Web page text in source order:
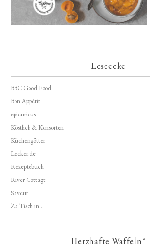
Leseecke
BBC Good Food
Bon Appétit
epicurious
Köstlich & Konsorten
Küchengötter
Lecker.de
Rezeptebuch
River Cottage
Saveur
Zu Tisch in...
Herzhafte Waffeln*